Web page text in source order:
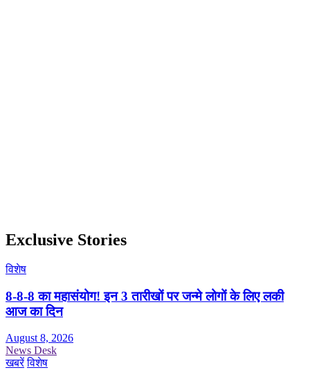
Exclusive Stories
विशेष
8-8-8 का महासंयोग! इन 3 तारीखों पर जन्मे लोगों के लिए लकी
आज का दिन
August 8, 2026
News Desk
खबरें विशेष